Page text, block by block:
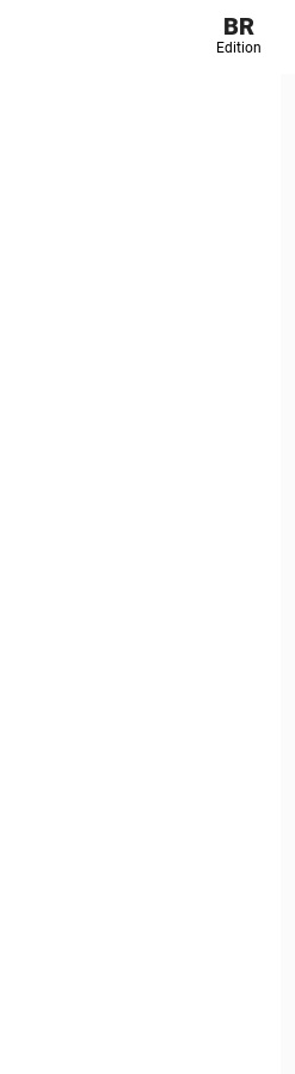
BR
Edition